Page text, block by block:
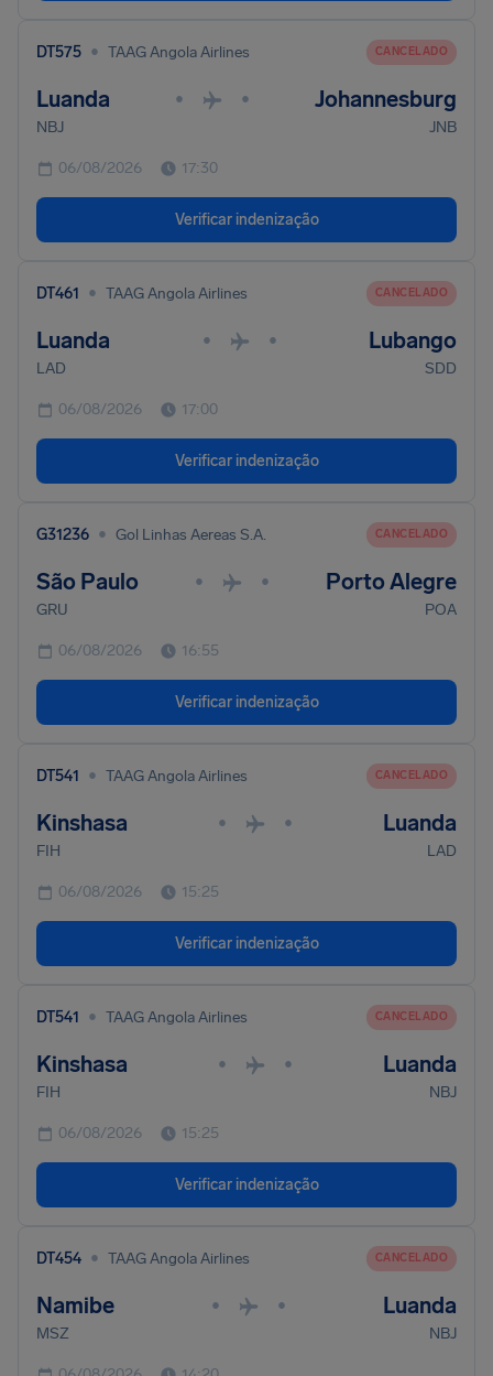
DT575 • TAAG Angola Airlines CANCELADO
Luanda • • Johannesburg
NBJ JNB
06/08/2026 17:30
Verificar indenização
DT461 • TAAG Angola Airlines CANCELADO
Luanda • • Lubango
LAD SDD
06/08/2026 17:00
Verificar indenização
G31236 • Gol Linhas Aereas S.A. CANCELADO
São Paulo • • Porto Alegre
GRU POA
06/08/2026 16:55
Verificar indenização
DT541 • TAAG Angola Airlines CANCELADO
Kinshasa • • Luanda
FIH LAD
06/08/2026 15:25
Verificar indenização
DT541 • TAAG Angola Airlines CANCELADO
Kinshasa • • Luanda
FIH NBJ
06/08/2026 15:25
Verificar indenização
DT454 • TAAG Angola Airlines CANCELADO
Namibe • • Luanda
MSZ NBJ